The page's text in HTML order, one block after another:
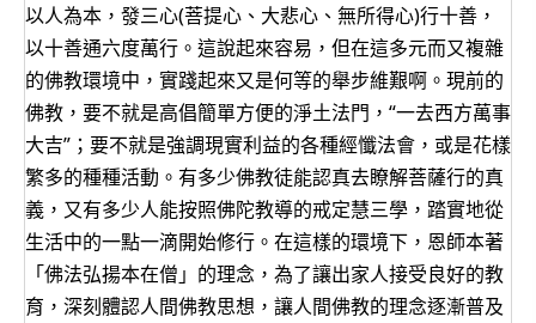
以人為本，發三心(菩提心、大悲心、無所得心)行十善，
以十善通六度萬行。這說起來容易，但在這多元而又複雜
的佛教環境中，實踐起來又是何等的舉步維艱啊。現前的
佛教，要不就是高倡簡單方便的淨土法門，“一去西方萬事
大吉”；要不就是強調現實利益的各種經懺法會，或是花樣
繁多的種種活動。有多少佛教徒能認真去瞭解菩薩行的真
義，又有多少人能按照佛陀教導的戒定慧三學，踏實地從
生活中的一點一滴開始修行。在這樣的環境下，恩師本著
「佛法弘揚本在僧」的理念，為了讓出家人接受良好的教
育，深刻體認人間佛教思想，讓人間佛教的理念逐漸普及